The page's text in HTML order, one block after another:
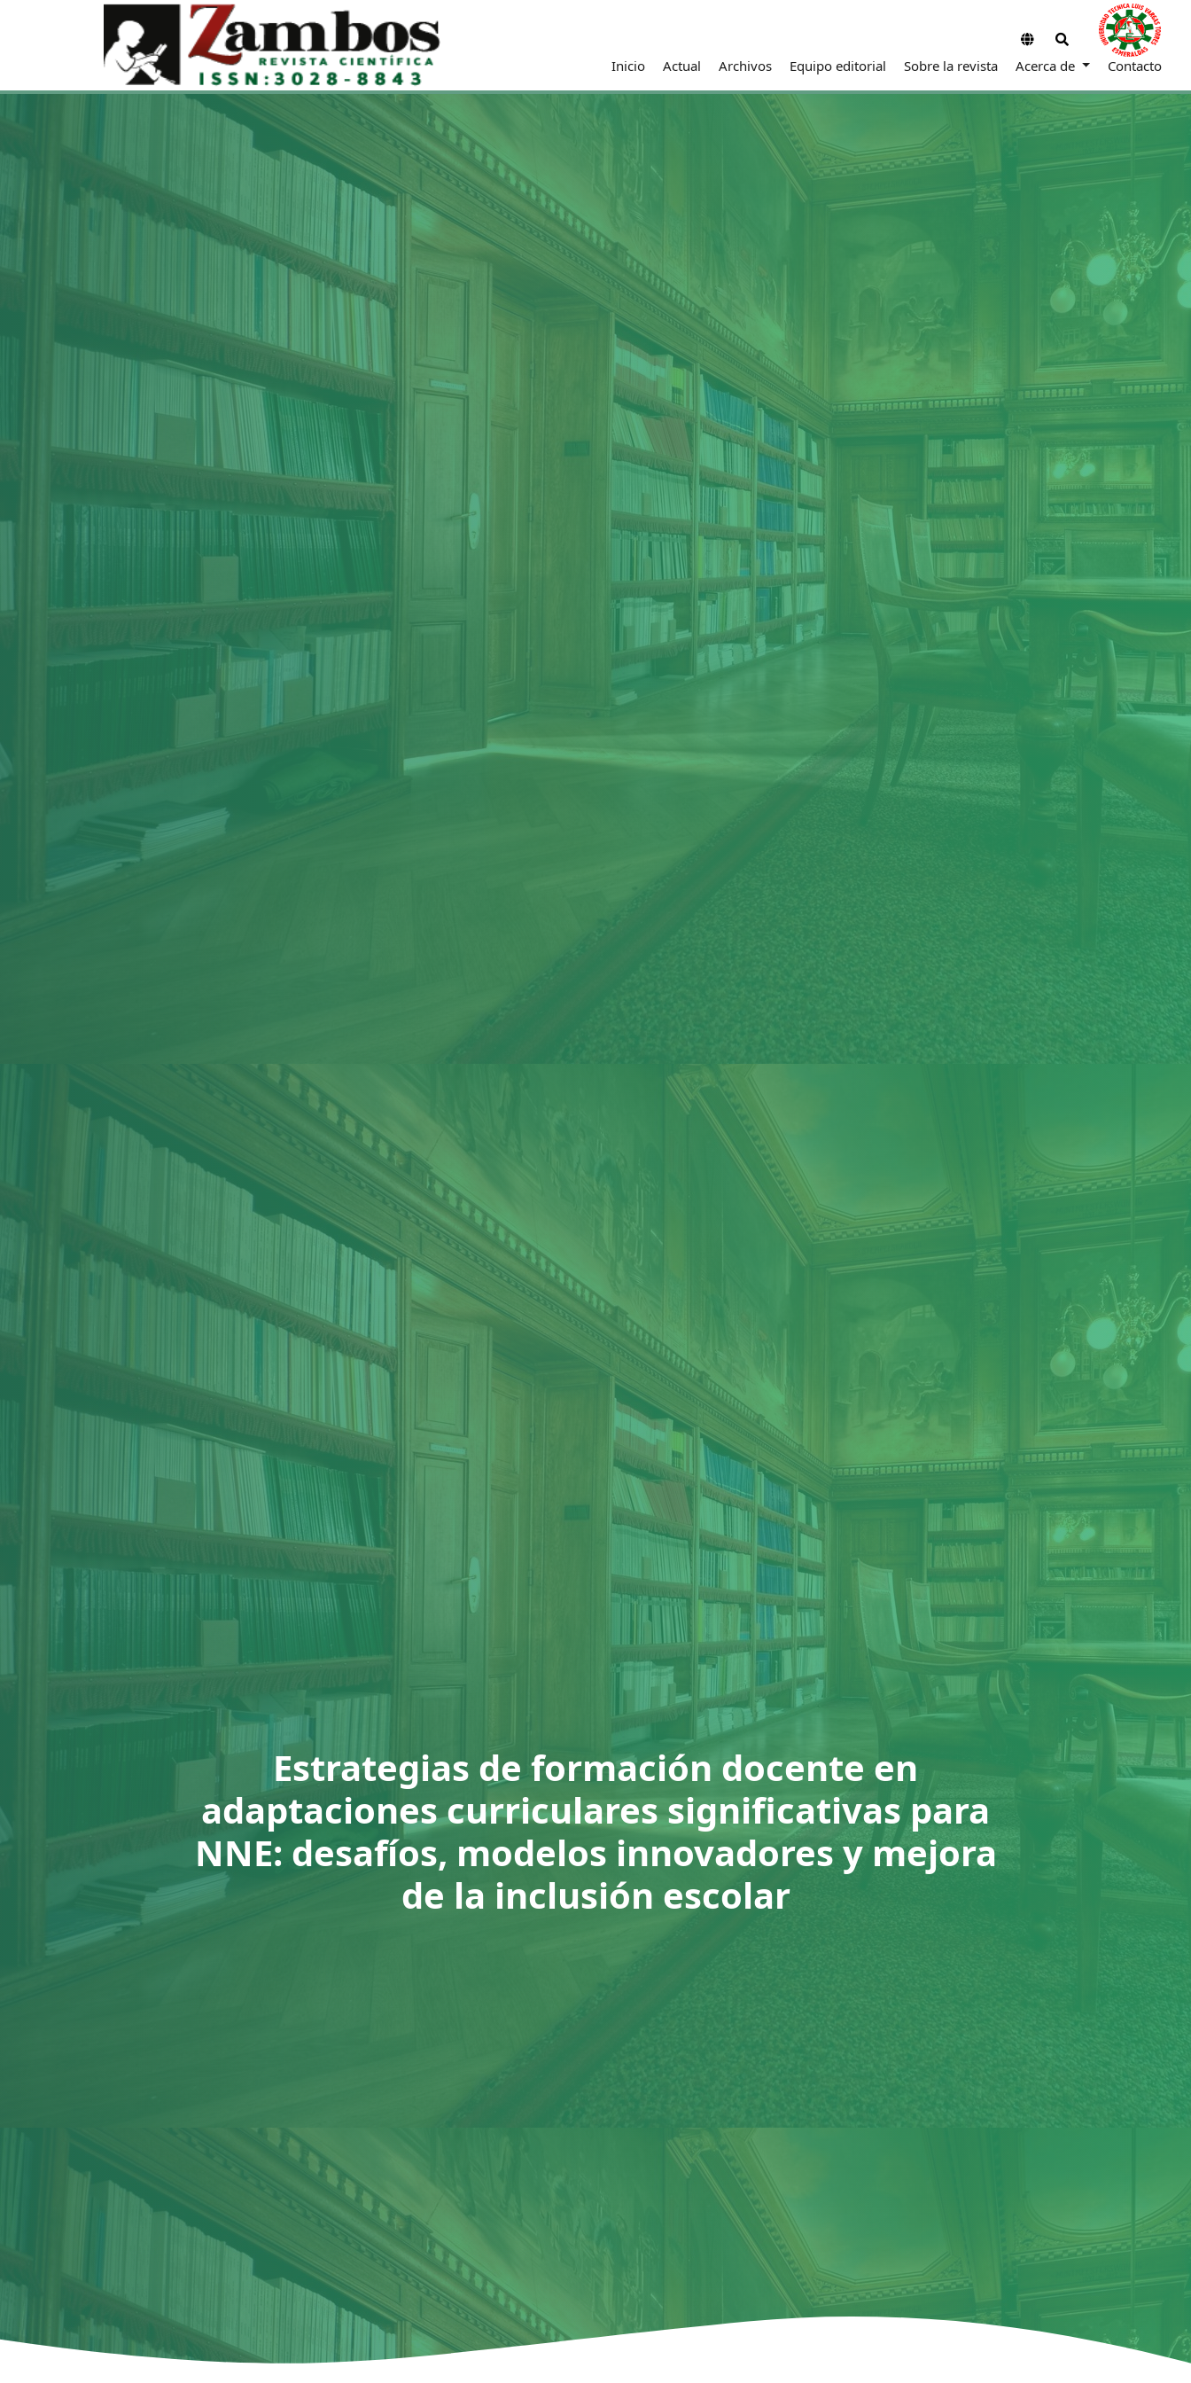
Inicio Actual Archivos Equipo editorial Sobre la revista Acerca de Contacto
Estrategias de formación docente en
adaptaciones curriculares significativas para
NNE: desafíos, modelos innovadores y mejora
de la inclusión escolar